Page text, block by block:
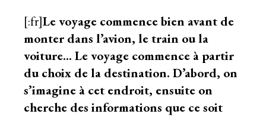
[:fr]Le voyage commence bien avant de
monter dans l’avion, le train ou la
voiture… Le voyage commence à partir
du choix de la destination. D’abord, on
s’imagine à cet endroit, ensuite on
cherche des informations que ce soit